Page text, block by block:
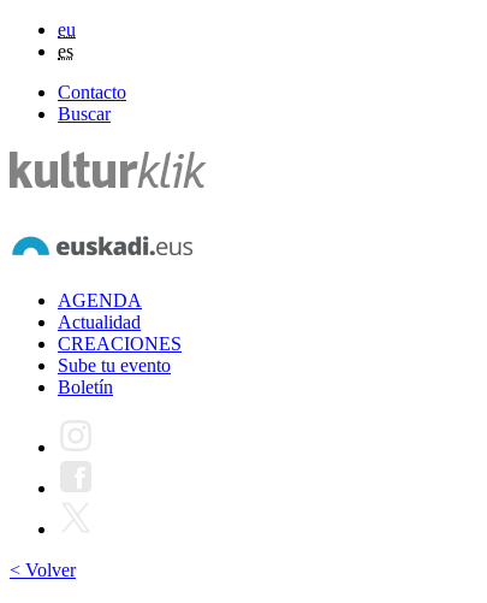
eu
es
Contacto
Buscar
AGENDA
Actualidad
CREACIONES
Sube tu evento
Boletín
< Volver